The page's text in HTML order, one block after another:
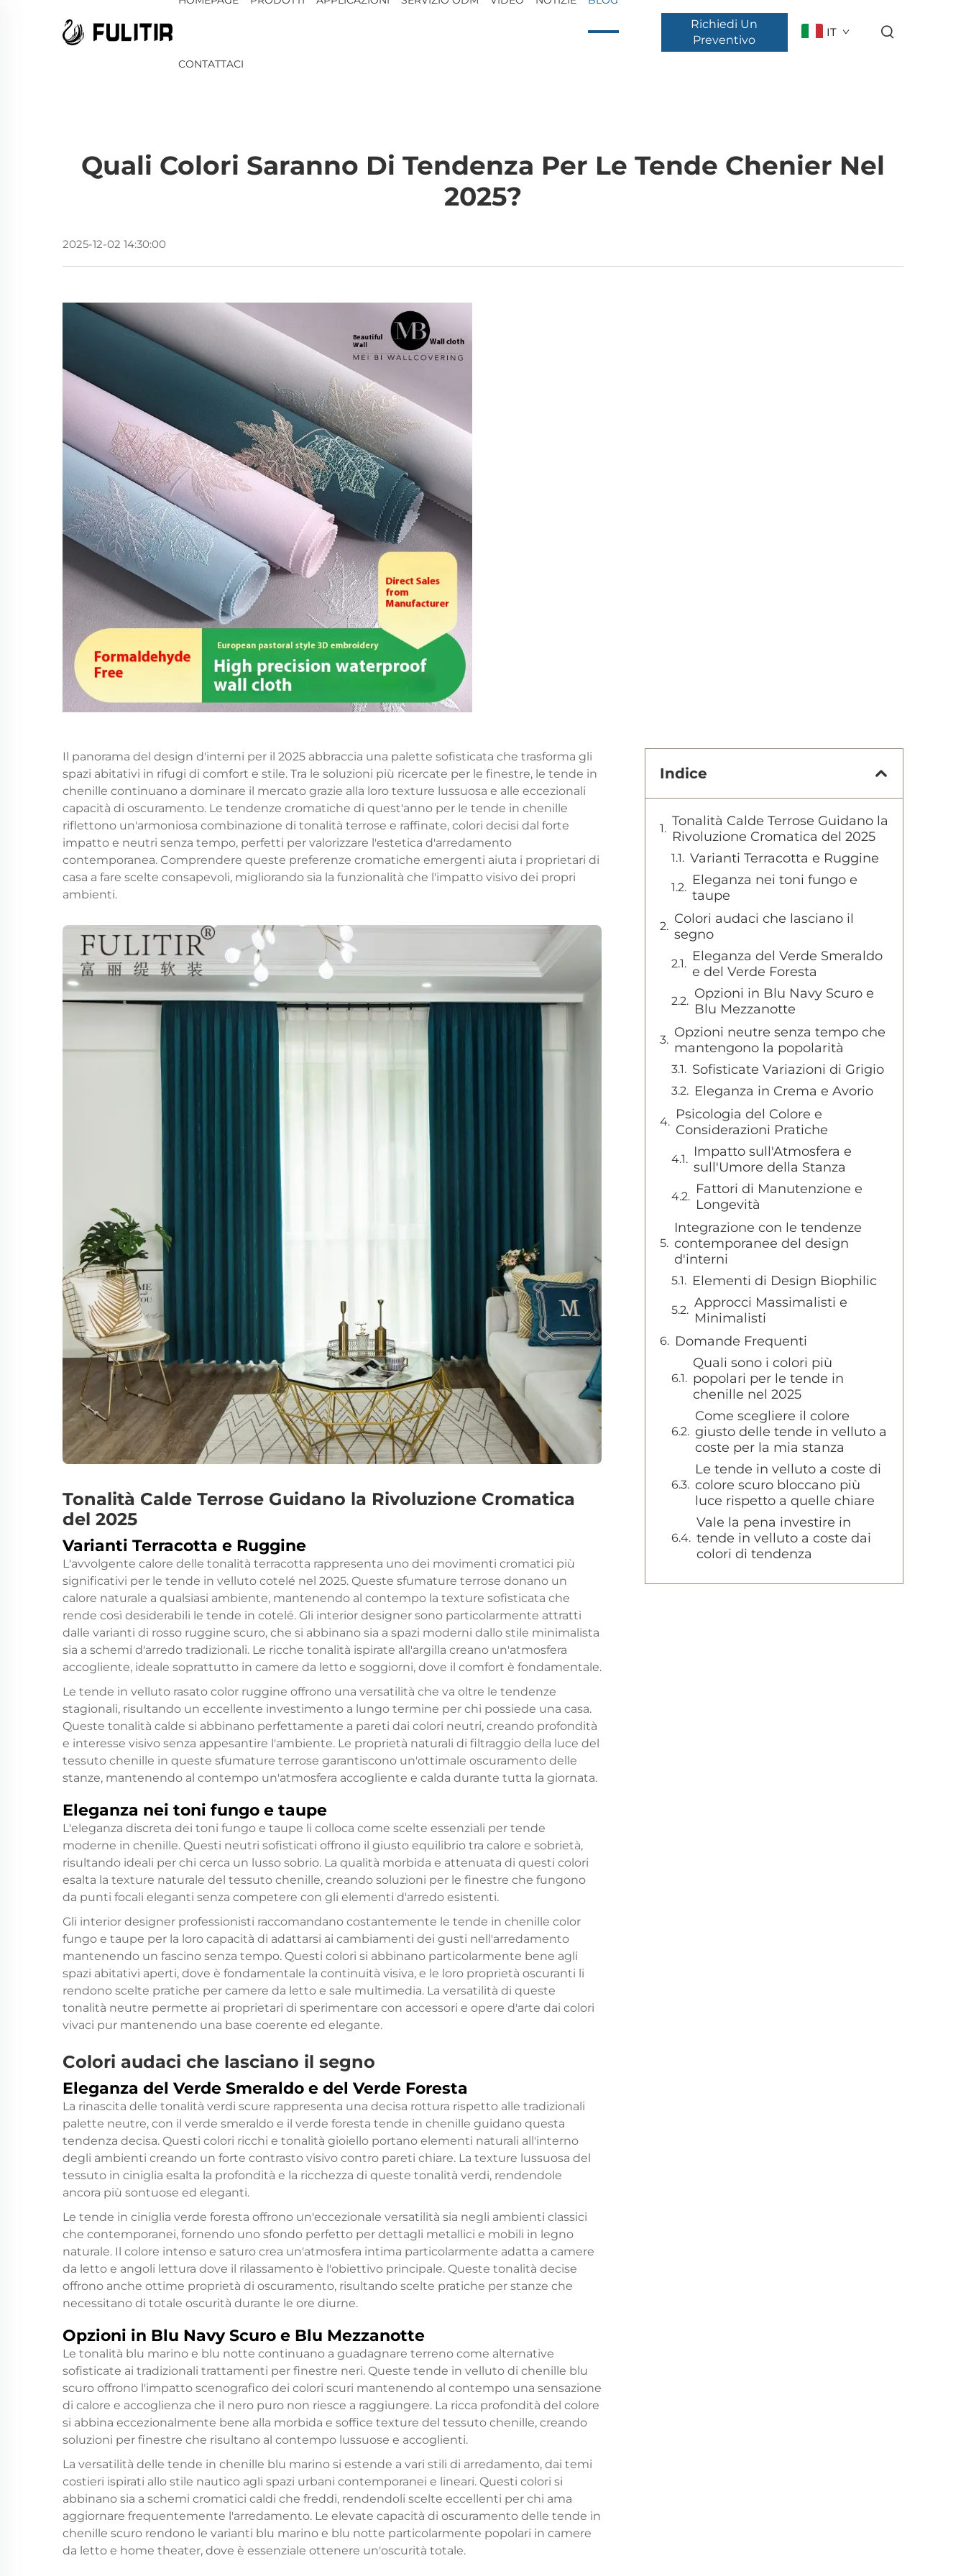
CONTATTACI
Richiedi Un
Preventivo
IT
Quali Colori Saranno Di Tendenza Per Le Tende Chenier Nel
2025?
2025-12-02 14:30:00
Il panorama del design d'interni per il 2025 abbraccia una palette sofisticata che trasforma gli
spazi abitativi in rifugi di comfort e stile. Tra le soluzioni più ricercate per le finestre, le tende in
chenille continuano a dominare il mercato grazie alla loro texture lussuosa e alle eccezionali
capacità di oscuramento. Le tendenze cromatiche di quest'anno per le tende in chenille
riflettono un'armoniosa combinazione di tonalità terrose e raffinate, colori decisi dal forte
impatto e neutri senza tempo, perfetti per valorizzare l'estetica d'arredamento
contemporanea. Comprendere queste preferenze cromatiche emergenti aiuta i proprietari di
casa a fare scelte consapevoli, migliorando sia la funzionalità che l'impatto visivo dei propri
ambienti.
Tonalità Calde Terrose Guidano la Rivoluzione Cromatica
del 2025
Varianti Terracotta e Ruggine
L'avvolgente calore delle tonalità terracotta rappresenta uno dei movimenti cromatici più
significativi per le tende in velluto cotelé nel 2025. Queste sfumature terrose donano un
calore naturale a qualsiasi ambiente, mantenendo al contempo la texture sofisticata che
rende così desiderabili le tende in cotelé. Gli interior designer sono particolarmente attratti
dalle varianti di rosso ruggine scuro, che si abbinano sia a spazi moderni dallo stile minimalista
sia a schemi d'arredo tradizionali. Le ricche tonalità ispirate all'argilla creano un'atmosfera
accogliente, ideale soprattutto in camere da letto e soggiorni, dove il comfort è fondamentale.
Le tende in velluto rasato color ruggine offrono una versatilità che va oltre le tendenze
stagionali, risultando un eccellente investimento a lungo termine per chi possiede una casa.
Queste tonalità calde si abbinano perfettamente a pareti dai colori neutri, creando profondità
e interesse visivo senza appesantire l'ambiente. Le proprietà naturali di filtraggio della luce del
tessuto chenille in queste sfumature terrose garantiscono un'ottimale oscuramento delle
stanze, mantenendo al contempo un'atmosfera accogliente e calda durante tutta la giornata.
Eleganza nei toni fungo e taupe
L'eleganza discreta dei toni fungo e taupe li colloca come scelte essenziali per tende
moderne in chenille. Questi neutri sofisticati offrono il giusto equilibrio tra calore e sobrietà,
risultando ideali per chi cerca un lusso sobrio. La qualità morbida e attenuata di questi colori
esalta la texture naturale del tessuto chenille, creando soluzioni per le finestre che fungono
da punti focali eleganti senza competere con gli elementi d'arredo esistenti.
Gli interior designer professionisti raccomandano costantemente le tende in chenille color
fungo e taupe per la loro capacità di adattarsi ai cambiamenti dei gusti nell'arredamento
mantenendo un fascino senza tempo. Questi colori si abbinano particolarmente bene agli
spazi abitativi aperti, dove è fondamentale la continuità visiva, e le loro proprietà oscuranti li
rendono scelte pratiche per camere da letto e sale multimedia. La versatilità di queste
tonalità neutre permette ai proprietari di sperimentare con accessori e opere d'arte dai colori
vivaci pur mantenendo una base coerente ed elegante.
Colori audaci che lasciano il segno
Eleganza del Verde Smeraldo e del Verde Foresta
La rinascita delle tonalità verdi scure rappresenta una decisa rottura rispetto alle tradizionali
palette neutre, con il verde smeraldo e il verde foresta tende in chenille guidano questa
tendenza decisa. Questi colori ricchi e tonalità gioiello portano elementi naturali all'interno
degli ambienti creando un forte contrasto visivo contro pareti chiare. La texture lussuosa del
tessuto in ciniglia esalta la profondità e la ricchezza di queste tonalità verdi, rendendole
ancora più sontuose ed eleganti.
Le tende in ciniglia verde foresta offrono un'eccezionale versatilità sia negli ambienti classici
che contemporanei, fornendo uno sfondo perfetto per dettagli metallici e mobili in legno
naturale. Il colore intenso e saturo crea un'atmosfera intima particolarmente adatta a camere
da letto e angoli lettura dove il rilassamento è l'obiettivo principale. Queste tonalità decise
offrono anche ottime proprietà di oscuramento, risultando scelte pratiche per stanze che
necessitano di totale oscurità durante le ore diurne.
Opzioni in Blu Navy Scuro e Blu Mezzanotte
Le tonalità blu marino e blu notte continuano a guadagnare terreno come alternative
sofisticate ai tradizionali trattamenti per finestre neri. Queste tende in velluto di chenille blu
scuro offrono l'impatto scenografico dei colori scuri mantenendo al contempo una sensazione
di calore e accoglienza che il nero puro non riesce a raggiungere. La ricca profondità del colore
si abbina eccezionalmente bene alla morbida e soffice texture del tessuto chenille, creando
soluzioni per finestre che risultano al contempo lussuose e accoglienti.
La versatilità delle tende in chenille blu marino si estende a vari stili di arredamento, dai temi
costieri ispirati allo stile nautico agli spazi urbani contemporanei e lineari. Questi colori si
abbinano sia a schemi cromatici caldi che freddi, rendendoli scelte eccellenti per chi ama
aggiornare frequentemente l'arredamento. Le elevate capacità di oscuramento delle tende in
chenille scuro rendono le varianti blu marino e blu notte particolarmente popolari in camere
da letto e home theater, dove è essenziale ottenere un'oscurità totale.
Indice
Tonalità Calde Terrose Guidano la
Rivoluzione Cromatica del 2025
Varianti Terracotta e Ruggine
Eleganza nei toni fungo e
taupe
Colori audaci che lasciano il
segno
Eleganza del Verde Smeraldo
e del Verde Foresta
Opzioni in Blu Navy Scuro e
Blu Mezzanotte
Opzioni neutre senza tempo che
mantengono la popolarità
Sofisticate Variazioni di Grigio
Eleganza in Crema e Avorio
Psicologia del Colore e
Considerazioni Pratiche
Impatto sull'Atmosfera e
sull'Umore della Stanza
Fattori di Manutenzione e
Longevità
Integrazione con le tendenze
contemporanee del design
d'interni
Elementi di Design Biophilic
Approcci Massimalisti e
Minimalisti
Domande Frequenti
Quali sono i colori più
popolari per le tende in
chenille nel 2025
Come scegliere il colore
giusto delle tende in velluto a
coste per la mia stanza
Le tende in velluto a coste di
colore scuro bloccano più
luce rispetto a quelle chiare
Vale la pena investire in
tende in velluto a coste dai
colori di tendenza